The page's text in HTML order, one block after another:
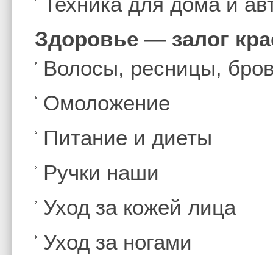
Здоровье — залог
Волосы, ресницы,
Омоложение
Питание и диеты
Ручки наши
Уход за кожей лица
Уход за ногами